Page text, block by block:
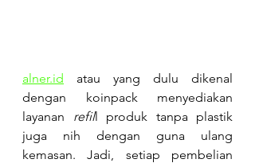
alner.id
atau yang dulu dikenal
dengan koinpack menyediakan
layanan refill produk tanpa plastik
juga nih dengan guna ulang
kemasan. Jadi, setiap pembelian